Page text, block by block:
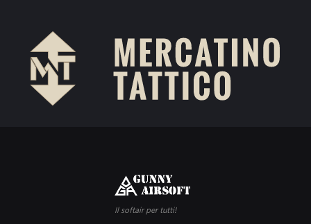
Il softair per tutti!